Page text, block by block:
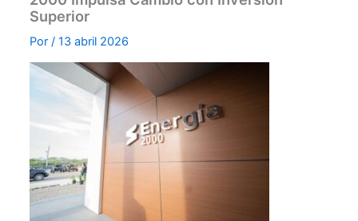
Superior
Por/13 abril 2026